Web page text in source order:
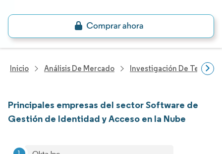
Inicio Análisis De Mercado Investigación De
Principales empresas del sector Software de
Gestión de Identidad y Acceso en la Nube